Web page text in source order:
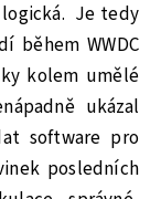
logická. Je tedy
během WWDC
kolem umělé
ukázal
software pro
posledních